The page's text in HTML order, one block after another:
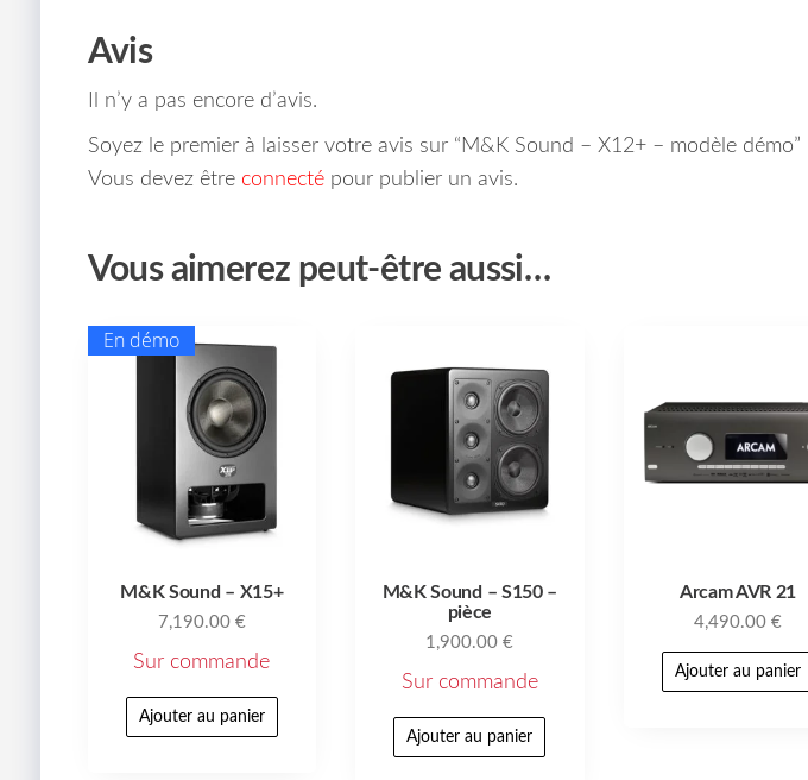
Avis
Il n’y a pas encore d’avis.
Soyez le premier à laisser votre avis sur “M&K Sound – X12+ – modèle démo”
Vous devez être connectépour publier un avis.
Vous aimerez peut-être aussi…
En démo
M&K Sound – X15+
7,190.00 €
Sur commande
Ajouter au panier
M&K Sound – S150 –
pièce
1,900.00€
Sur commande
Ajouter au panier
Arcam AVR 21
4,490.00 €
Ajouter au panier